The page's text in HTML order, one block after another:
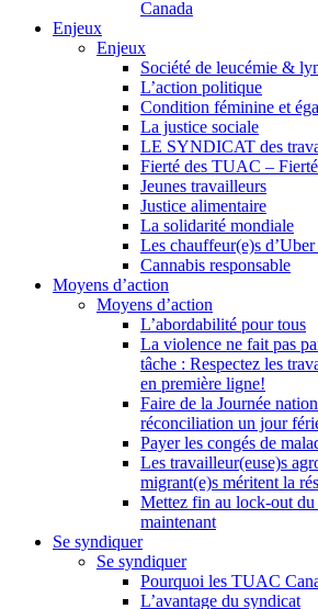
Canada
Enjeux
Enjeux
Société de leucémie &
L’action politique
Condition féminine et
La justice sociale
LE SYNDICAT des
Fierté des TUAC –
Jeunes travailleurs
Justice alimentaire
La solidarité mondiale
Les chauffeur(e)s d’Uber
Cannabis responsable
Moyens d’action
Moyens d’action
L’abordabilité pour tous
La violence ne fait pas
tâche : Respectez les
en première ligne!
Faire de la Journée
réconciliation un jour
Payer les congés de
Les travailleur(euse)s
migrant(e)s méritent la
Mettez fin au lock-out
maintenant
Se syndiquer
Se syndiquer
Pourquoi les TUAC
L’avantage du syndicat